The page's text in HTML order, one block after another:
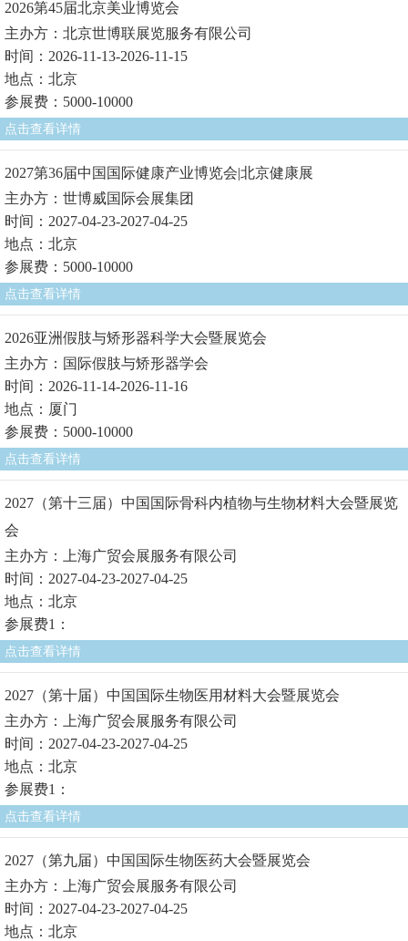
2026第45届北京美业博览会
主办方：北京世博联展览服务有限公司
时间：2026-11-13-2026-11-15
地点：北京
参展费：5000-10000
点击查看详情
2027第36届中国国际健康产业博览会|北京健康展
主办方：世博威国际会展集团
时间：2027-04-23-2027-04-25
地点：北京
参展费：5000-10000
点击查看详情
2026亚洲假肢与矫形器科学大会暨展览会
主办方：国际假肢与矫形器学会
时间：2026-11-14-2026-11-16
地点：厦门
参展费：5000-10000
点击查看详情
2027（第十三届）中国国际骨科内植物与生物材料大会暨展览
会
主办方：上海广贸会展服务有限公司
时间：2027-04-23-2027-04-25
地点：北京
参展费1：
点击查看详情
2027（第十届）中国国际生物医用材料大会暨展览会
主办方：上海广贸会展服务有限公司
时间：2027-04-23-2027-04-25
地点：北京
参展费1：
点击查看详情
2027（第九届）中国国际生物医药大会暨展览会
主办方：上海广贸会展服务有限公司
时间：2027-04-23-2027-04-25
地点：北京